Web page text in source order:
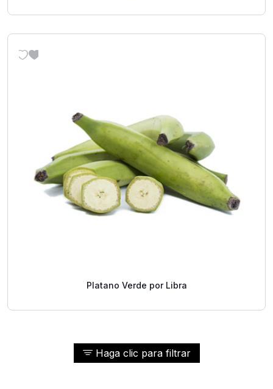
Haga clic para filtrar
Platano Verde por Libra